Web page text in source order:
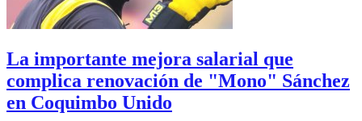
La importante mejora salarial que
complica renovación de "Mono" Sánchez
en Coquimbo Unido